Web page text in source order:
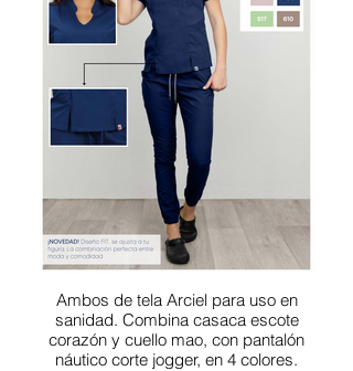
Ambos de tela Arciel para uso en
sanidad. Combina casaca escote
corazón y cuello mao, con pantalón
náutico corte jogger, en 4 colores.